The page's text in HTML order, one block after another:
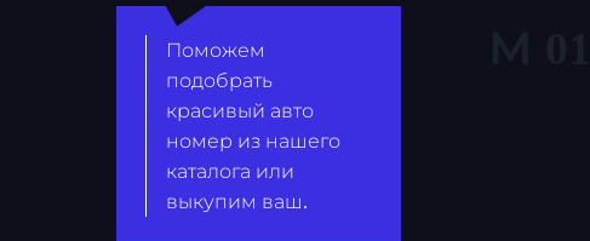
Поможем
подобрать
красивый авто
номер из нашего
каталога или
выкупим ваш.